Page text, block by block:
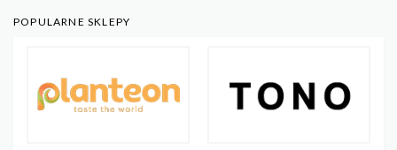
POPULARNE SKLEPY